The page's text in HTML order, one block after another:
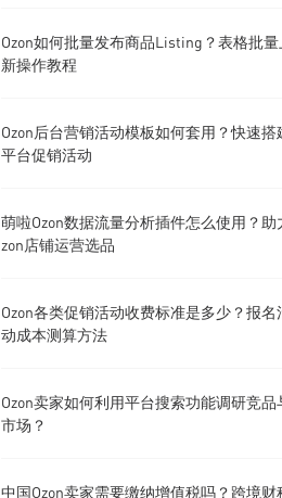
Ozon如何批量发布商品Listing？表格批量
新操作教程
Ozon后台营销活动模板如何套用？快速搭
平台促销活动
萌啦Ozon数据流量分析插件怎么使用？助
zon店铺运营选品
Ozon各类促销活动收费标准是多少？报名
动成本测算方法
Ozon卖家如何利用平台搜索功能调研竞品
市场？
中国Ozon卖家需要缴纳增值税吗？跨境财